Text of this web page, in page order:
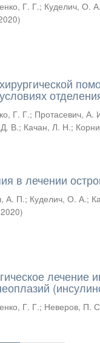
Г. Г.; Куделич, О. А.
)
Г. Г.; Протасевич, А.
В.; Качан, Л. Н.;
в лечении
А. П.; Куделич, О. А.;
2020)
Г. Г.; Неверов, П.